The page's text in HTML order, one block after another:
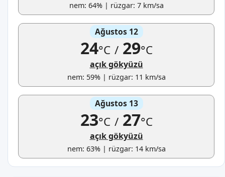
nem: 64% | rüzgar: 7 km/sa
Ağustos 12
24°C /29°C
açık gökyüzü
nem: 59% | rüzgar: 11 km/sa
Ağustos 13
23°C /27°C
açık gökyüzü
nem: 63% | rüzgar: 14 km/sa